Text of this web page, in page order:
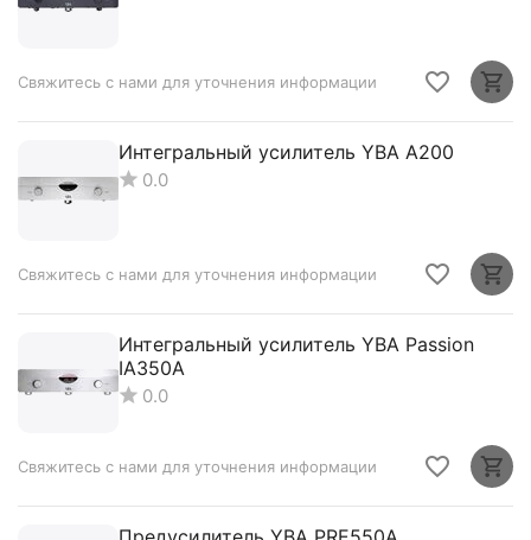
Свяжитесь с нами для уточнения информации
Интегральный усилитель YBA A200
0.0
Свяжитесь с нами для уточнения информации
Интегральный усилитель YBA Passion
IA350A
0.0
Свяжитесь с нами для уточнения информации